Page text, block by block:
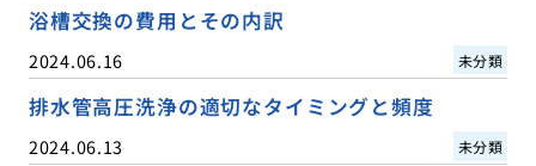
浴槽交換の費用とその内訳
2024.06.16 未分類
排水管高圧洗浄の適切なタイミングと頻度
2024.06.13 未分類